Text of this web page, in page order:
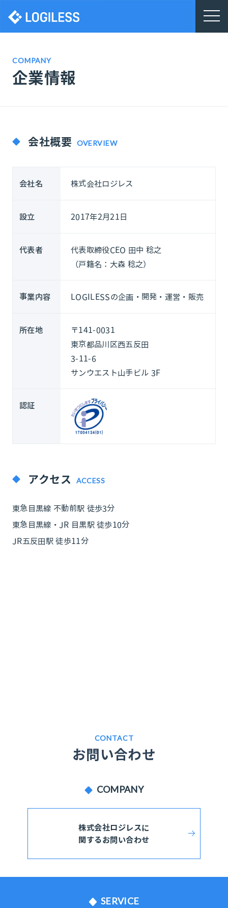
株式会社ロジレス
COMPANY
企業情報
会社概要 OVERVIEW
会社名 株式会社ロジレス
設立 2017年2月21日
代表者
代表取締役CEO 田中 稔之
（戸籍名：大森 稔之）
事業内容 LOGILESSの企画・開発・運営・販売
所在地
〒141-0031
東京都品川区西五反田
3-11-6
サンウエスト山手ビル 3F
認証
アクセス ACCESS
東急目黒線 不動前駅 徒歩3分
東急目黒線・JR 目黒駅 徒歩10分
JR五反田駅 徒歩11分
CONTACT
お問い合わせ
COMPANY
株式会社ロジレスに
関するお問い合わせ
SERVICE